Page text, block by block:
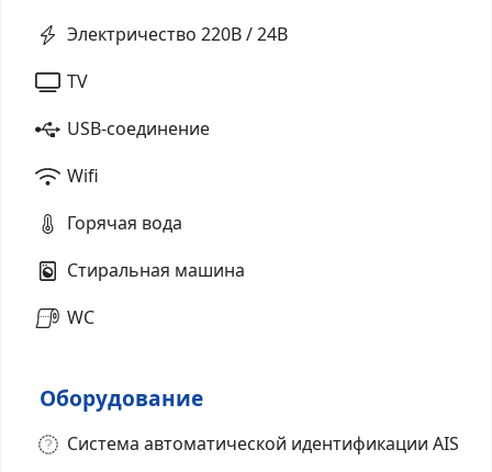
Электричество 220В / 24В
TV
USB-соединение
Wifi
Горячая вода
Стиральная машина
WC
Оборудование
Система автоматической идентификации AIS